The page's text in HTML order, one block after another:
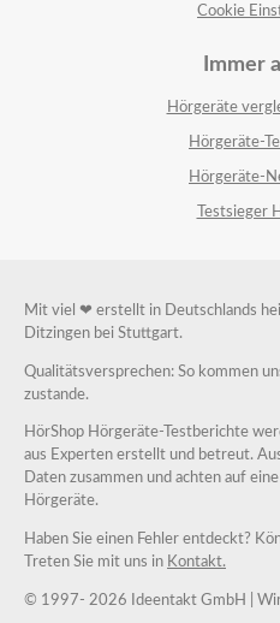
Cookie
Immer
Hörgeräte
Hörgeräte-
Hörgeräte-
Testsieger
Mit viel ❤ erstellt in Deutschlands
Ditzingen bei Stuttgart.
Qualitätsversprechen: So kommen
zustande.
HörShop Hörgeräte-Testberichte
aus Experten erstellt und betreut.
Daten zusammen und achten auf
Hörgeräte.
Haben Sie einen Fehler entdeckt?
Treten Sie mit uns in Kontakt.
© 1997- 2026 Ideentakt GmbH |